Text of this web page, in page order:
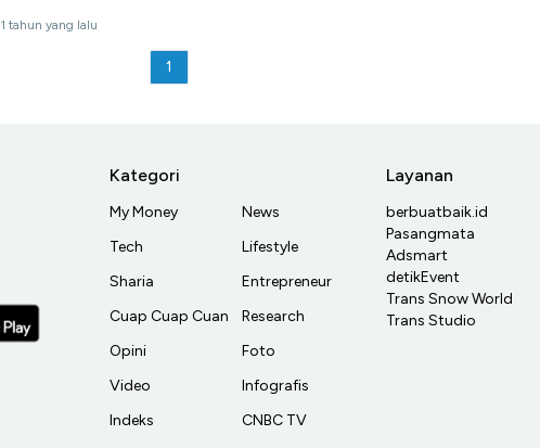
1 tahun yang lalu
1
Kategori
My Money
Tech
Sharia
Cuap Cuap Cuan
Opini
Video
Indeks
News
Lifestyle
Entrepreneur
Research
Foto
Infografis
CNBC TV
Layanan
berbuatbaik.id
Pasangmata
Adsmart
detikEvent
Trans Snow World
Trans Studio